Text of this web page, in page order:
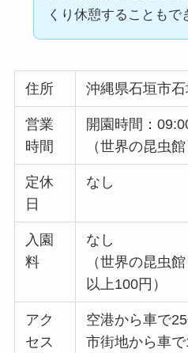
くり休憩することもで
住所 沖縄県石垣市
営業
時間
開園時間：
（世界の昆虫
定休
日
なし
入園
料
なし
（世界の昆虫
以上100円）
アク
セス
空港から車で
市街地から車